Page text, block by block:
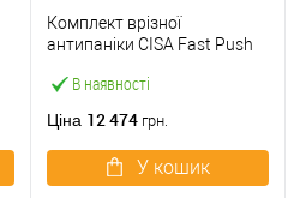
В наявності
Комплект врізної
антипаніки CISA Fast Push
червоний із замком та
Ціна 12 474 грн.
У кошик